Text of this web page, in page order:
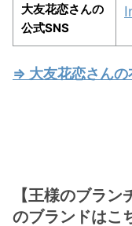
大友花恋さんの
公式SNS
⇒ 大友花恋さん
【王様のブラ
のブランドはこ